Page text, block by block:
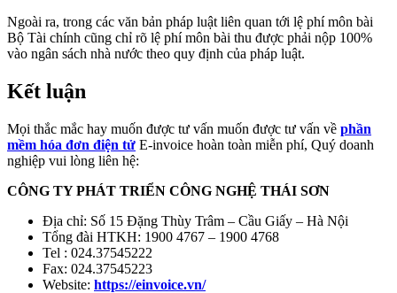
Ngoài ra, trong các văn bản pháp luật liên quan tới lệ phí môn bài
Bộ Tài chính cũng chỉ rõ lệ phí môn bài thu được phải nộp 100%
vào ngân sách nhà nước theo quy định của pháp luật.
Kết luận
Mọi thắc mắc hay muốn được tư vấn muốn được tư vấn về phần
mềm hóa đơn điện tử E-invoice hoàn toàn miễn phí, Quý doanh
nghiệp vui lòng liên hệ:
CÔNG TY PHÁT TRIỂN CÔNG NGHỆ THÁI SƠN
Địa chỉ: Số 15 Đặng Thùy Trâm – Cầu Giấy – Hà Nội
Tổng đài HTKH: 1900 4767 – 1900 4768
Tel : 024.37545222
Fax: 024.37545223
Website: https://einvoice.vn/